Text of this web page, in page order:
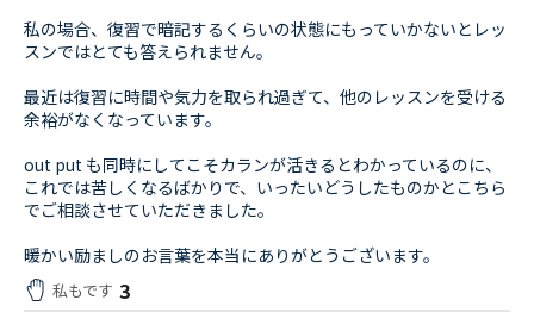
私の場合、復習で暗記するくらいの状態にもっていかないとレッ
スンではとても答えられません。
最近は復習に時間や気力を取られ過ぎて、他のレッスンを受ける
余裕がなくなっています。
out put も同時にしてこそカランが活きるとわかっているのに、
これでは苦しくなるばかりで、いったいどうしたものかとこちら
でご相談させていただきました。
暖かい励ましのお言葉を本当にありがとうございます。
私もです 3